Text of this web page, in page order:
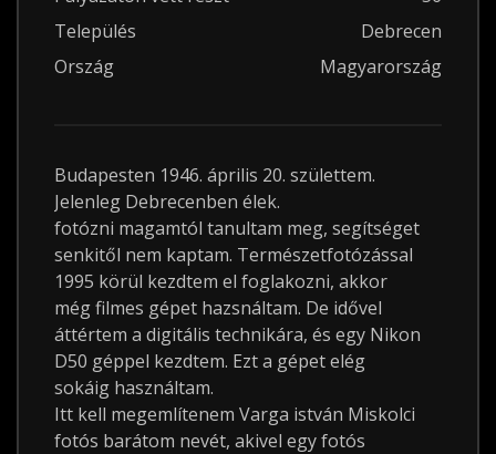
Település
Debrecen
Ország
Magyarország
Budapesten 1946. április 20. születtem.
Jelenleg Debrecenben élek.
fotózni magamtól tanultam meg, segítséget
senkitől nem kaptam. Természetfotózással
1995 körül kezdtem el foglakozni, akkor
még filmes gépet hazsnáltam. De idővel
áttértem a digitális technikára, és egy Nikon
D50 géppel kezdtem. Ezt a gépet elég
sokáig használtam.
Itt kell megemlítenem Varga istván Miskolci
fotós barátom nevét, akivel egy fotós